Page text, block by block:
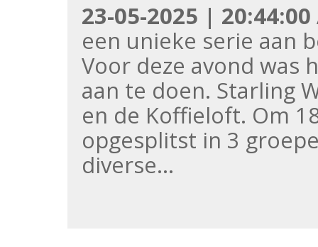
23-05-2025 | 20:44:00
een unieke serie aan
Voor deze avond was
aan te doen. Starling
en de Koffieloft. Om
opgesplitst in 3
diverse…